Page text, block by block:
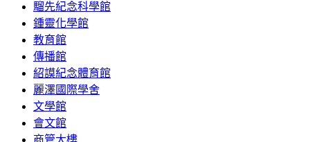
騮先紀念科學館
鍾靈化學館
教育館
傳播館
紹謨紀念體育館
麗澤國際學舍
文學館
會文館
商管大樓